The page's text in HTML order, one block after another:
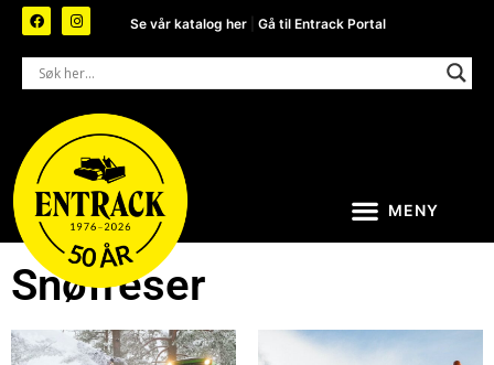
Se vår katalog her |Gå til Entrack Portal
Snøfreser